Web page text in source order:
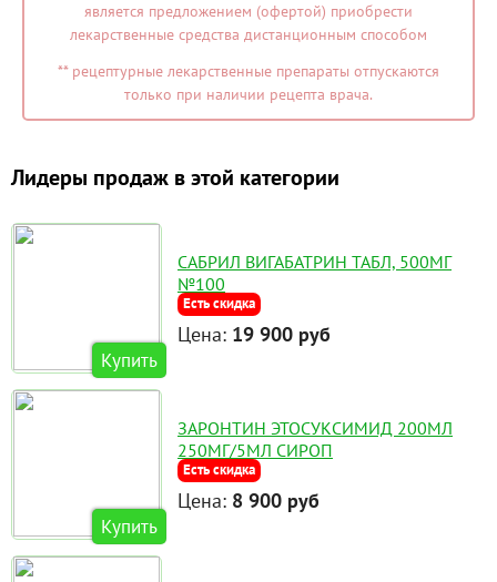
является предложением (офертой) приобрести
лекарственные средства дистанционным способом
** рецептурные лекарственные препараты отпускаются
только при наличии рецепта врача.
Лидеры продаж в этой категории
Купить
САБРИЛ ВИГАБАТРИН ТАБЛ, 500МГ
№100
Есть скидка
Цена: 19 900 руб
Купить
ЗАРОНТИН ЭТОСУКСИМИД 200МЛ
250МГ/5МЛ СИРОП
Есть скидка
Цена: 8 900 руб